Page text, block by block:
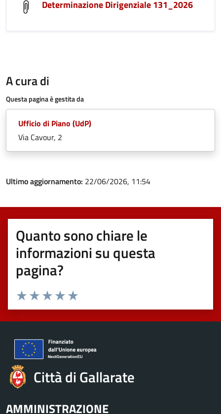
Determinazione Dirigenziale 131_2026
A cura di
Questa pagina è gestita da
Ufficio di Piano (UdP)
Via Cavour, 2
Ultimo aggiornamento: 22/06/2026, 11:54
Quanto sono chiare le
informazioni su questa
pagina?
Valuta 5 stelle su 5
Valuta 4 stelle su 5
Valuta 3 stelle su 5
Valuta 2 stelle su 5
Valuta 1 stelle su 5
Città di Gallarate
AMMINISTRAZIONE